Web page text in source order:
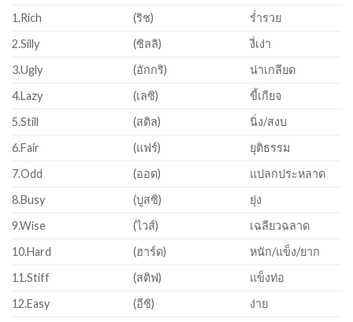
1.Rich
(ริช)
ร่ำรวย
2.Silly
(ซิลลิ)
งี่เง่า
3.Ugly
(อักกริ)
น่าเกลียด
4.Lazy
(เลซิ)
ขี้เกียจ
5.Still
(สติล)
นิ่ง/สงบ
6.Fair
(แฟร์)
ยุติธรรม
7.Odd
(ออด)
แปลกประหลาด
8.Busy
(บูสซิ)
ยุ่ง
9.Wise
(ไวส์)
เฉลียวฉลาด
10.Hard
(ฮาร์ด)
หนัก/แข็ง/ยาก
11.Stiff
(สติฟ)
แข็งท่อ
12.Easy
(อีซิ)
ง่าย